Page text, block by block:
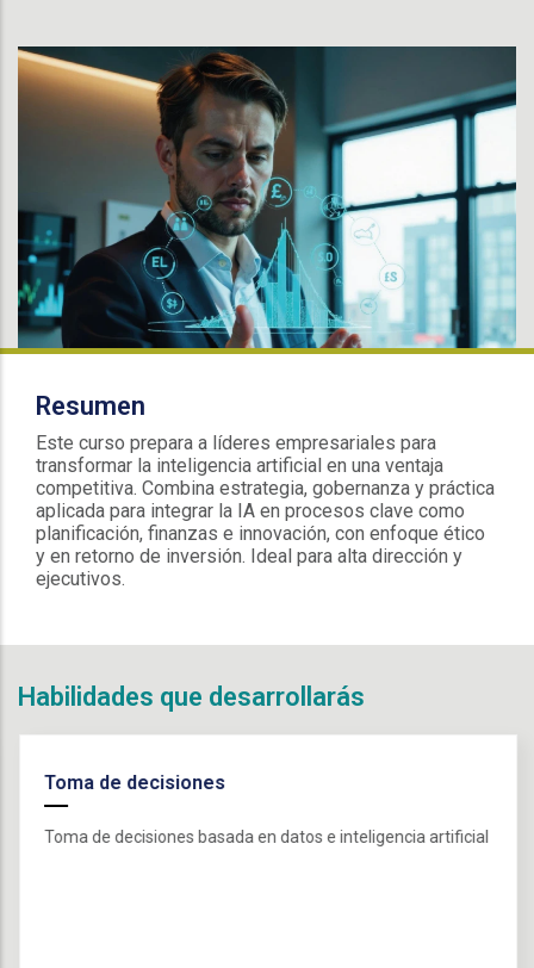
Resumen
Este curso prepara a líderes empresariales para
transformar la inteligencia artificial en una ventaja
competitiva. Combina estrategia, gobernanza y práctica
aplicada para integrar la IA en procesos clave como
planificación, finanzas e innovación, con enfoque ético
y en retorno de inversión. Ideal para alta dirección y
ejecutivos.
Habilidades que desarrollarás
Toma de decisiones
Toma de decisiones basada en datos e inteligencia artificial